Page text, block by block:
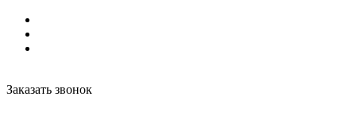
Заказать звонок